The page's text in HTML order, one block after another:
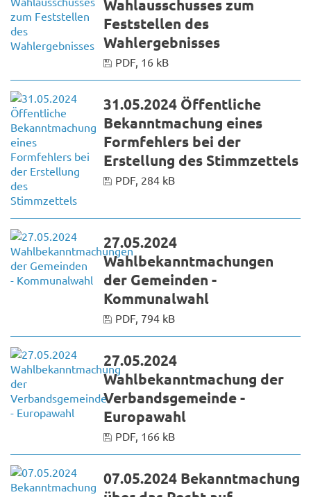
Wahlausschusses zum
Feststellen des
Wahlergebnisses
PDF, 16 kB
31.05.2024 Öffentliche
Bekanntmachung eines
Formfehlers bei der
Erstellung des Stimmzettels
PDF, 284 kB
27.05.2024
Wahlbekanntmachungen
der Gemeinden -
Kommunalwahl
PDF, 794 kB
27.05.2024
Wahlbekanntmachung der
Verbandsgemeinde -
Europawahl
PDF, 166 kB
07.05.2024 Bekanntmachung